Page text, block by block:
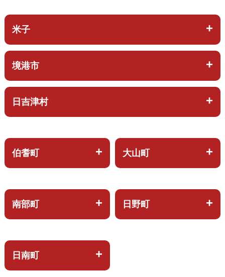
米子
境港市
日吉津村
伯耆町 大山町
南部町 日野町
日南町